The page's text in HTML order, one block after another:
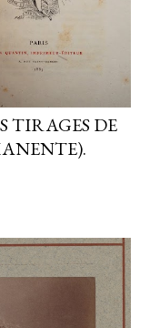
TIRAGES DE